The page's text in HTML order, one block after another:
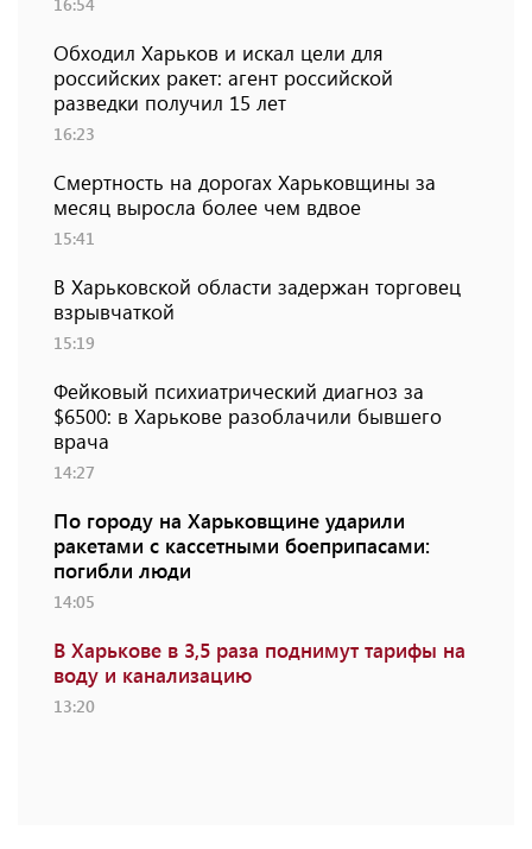
Обходил Харьков и искал цели для
российских ракет: агент российской
разведки получил 15 лет
16:23
Смертность на дорогах Харьковщины за
месяц выросла более чем вдвое
15:41
В Харьковской области задержан торговец
взрывчаткой
15:19
Фейковый психиатрический диагноз за
$6500: в Харькове разоблачили бывшего
врача
14:27
По городу на Харьковщине ударили
ракетами с кассетными боеприпасами:
погибли люди
14:05
В Харькове в 3,5 раза поднимут тарифы на
воду и канализацию
13:20